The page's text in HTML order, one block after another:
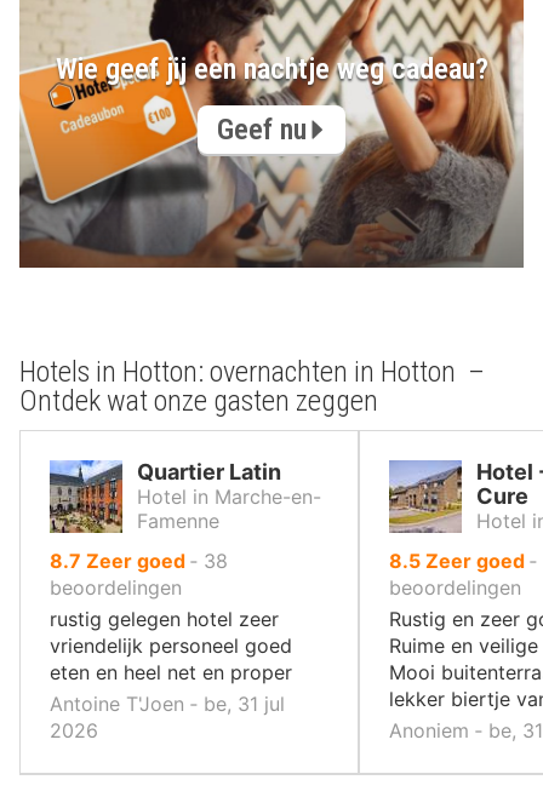
Wie geef jij een nachtje weg cadeau?
Geef nu
Hotels in Hotton: overnachten in Hotton –
Ontdek wat onze gasten zeggen
Quartier Latin
Hotel in Marche-en-
Famenne
8.7 uit
10
,
Zeer goed ‐ 38
beoordelingen
rustig gelegen hotel zeer
vriendelijk personeel goed
eten en heel net en proper
Antoine T'Joen ‐ be, 31 jul
2026
Hotel
Cure
Hotel
8.5uit
10
,
Zeer goed ‐
beoordelingen
Rustig en zeer
Ruime en
Mooi
lekker biertje
Anoniem ‐ be,